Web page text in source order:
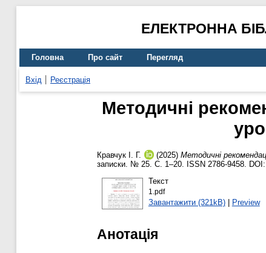
ЕЛЕКТРОННА
Головна Про сайт Перегляд
Вхід Реєстрація
Методичні
Кравчук І. Г. (2025) Методичні
записки. № 25. С. 1–20. ISSN 2786-9458. DOI:
Текст
1.pdf
Завантажити (321kB)| Preview
Анотація